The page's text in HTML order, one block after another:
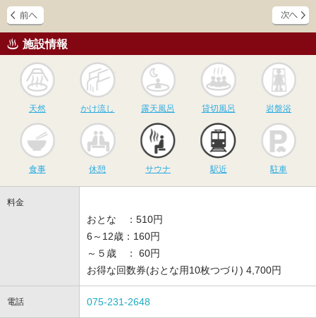
施設情報
天然
かけ流し
かけ流し
露天風呂
露天風呂
貸切風呂
貸切風呂 岩盤浴
食事 休憩
サウナ
サウナ 駅近 駐車
料金
おとな ：510円
6～12歳：160円
～５歳 ： 60円
お得な回数券(おとな用10枚つづり) 4,700円
電話 075-231-2648